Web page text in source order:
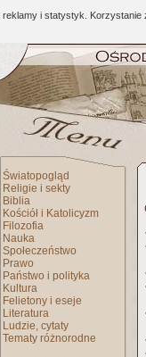
i statystyk.
Światopogląd
Religie i sekty
Biblia
Kościół i Katolicyzm
Filozofia
Nauka
Społeczeństwo
Prawo
Państwo i polityka
Kultura
Felietony i eseje
Literatura
Ludzie, cytaty
Tematy różnorodne